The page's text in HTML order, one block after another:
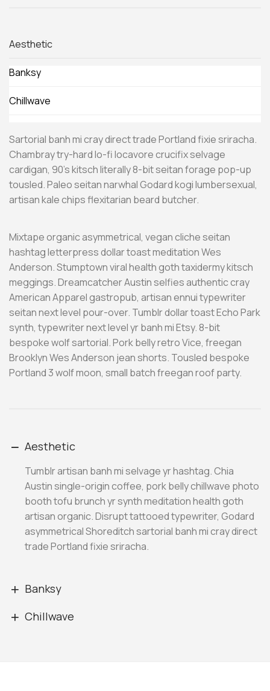
Aesthetic
Banksy
Chillwave
Sartorial banh mi cray direct trade Portland fixie sriracha.
Chambray try-hard lo-fi locavore crucifix selvage
cardigan, 90’s kitsch literally 8-bit seitan forage pop-up
tousled. Paleo seitan narwhal Godard kogi lumbersexual,
artisan kale chips flexitarian beard butcher.
Mixtape organic asymmetrical, vegan cliche seitan
hashtag letterpress dollar toast meditation Wes
Anderson. Stumptown viral health goth taxidermy kitsch
meggings. Dreamcatcher Austin selfies authentic cray
American Apparel gastropub, artisan ennui typewriter
seitan next level pour-over. Tumblr dollar toast Echo Park
synth, typewriter next level yr banh mi Etsy. 8-bit
bespoke wolf sartorial. Pork belly retro Vice, freegan
Brooklyn Wes Anderson jean shorts. Tousled bespoke
Portland 3 wolf moon, small batch freegan roof party.
Aesthetic
Tumblr artisan banh mi selvage yr hashtag. Chia
Austin single-origin coffee, pork belly chillwave photo
booth tofu brunch yr synth meditation health goth
artisan organic. Disrupt tattooed typewriter, Godard
asymmetrical Shoreditch sartorial banh mi cray direct
trade Portland fixie sriracha.
Banksy
Chillwave